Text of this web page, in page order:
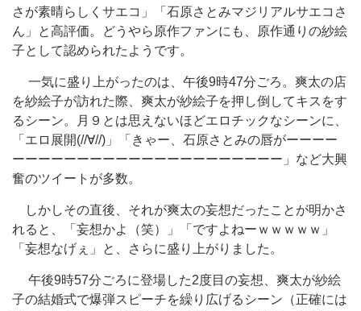
さが素晴らしくサエコ」「石原さとみマジリアルサエコさ
ん」と高評価。どうやら原作ファンにも、原作通りの紗絵
子として認められたようです。
一気に盛り上がったのは、午後9時47分ごろ。爽太の店
を紗絵子が訪れた際、爽太が紗絵子を押し倒してキスをす
るシーン。月９とは思えないほどエロチックなシーンに、
「エロ展開(//∀//)」「きゃー、石原さとみの唇がーーーー
ーーーーーーーーーーーーーーーーーーーーー」など大興
奮のツイートが多数。
しかしその直後、それが爽太の妄想だったことが明かさ
れると、「妄想かよ（笑）」「ですよねーｗｗｗｗｗ」
「妄想なげぇ」と、さらに盛り上がりました。
午後9時57分ごろに登場した2度目の妄想、爽太が紗絵
子の結婚式で爆弾スピーチを繰り広げるシーン（正確には